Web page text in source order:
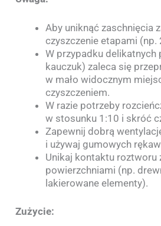
Aby uniknąć zaschnięcia
czyszczenie etapami (np.
W przypadku delikatnych
kauczuk) zaleca się
w mało widocznym
czyszczeniem.
W razie potrzeby
w stosunku 1:10 i skróć
Zapewnij dobrą
i używaj gumowych
Unikaj kontaktu roztworu
powierzchniami (np.
lakierowane elementy).
Zużycie: